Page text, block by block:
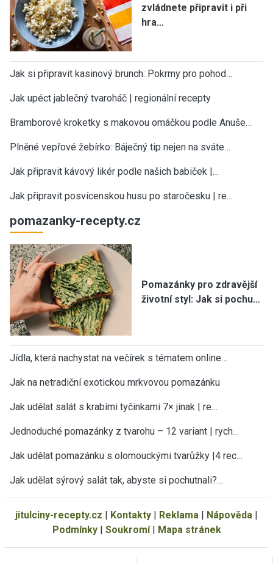
zvládnete připravit i při
hra…
Jak si připravit kasinový brunch: Pokrmy pro pohod…
Jak upéct jablečný tvaroháč | regionální recepty
Bramborové kroketky s makovou omáčkou podle Anuše…
Plněné vepřové žebírko: Báječný tip nejen na sváte…
Jak připravit kávový likér podle našich babiček |…
Jak připravit posvícenskou husu po staročesku | re…
pomazanky-recepty.cz
Pomazánky pro zdravější
životní styl: Jak si pochu…
Jídla, která nachystat na večírek s tématem online…
Jak na netradiční exotickou mrkvovou pomazánku
Jak udělat salát s krabími tyčinkami 7× jinak | re…
Jednoduché pomazánky z tvarohu – 12 variant | rych…
Jak udělat pomazánku s olomouckými tvarůžky |4 rec…
Jak udělat sýrový salát tak, abyste si pochutnali?…
jitulciny-recepty.cz | Kontakty | Reklama | Nápověda |
Podmínky| Soukromí| Mapa stránek